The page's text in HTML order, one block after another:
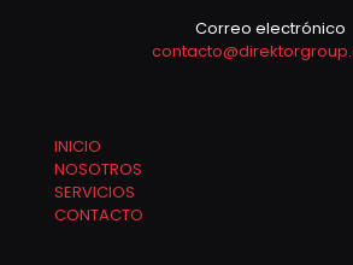
Correo electrónico
INICIO
NOSOTROS
SERVICIOS
CONTACTO